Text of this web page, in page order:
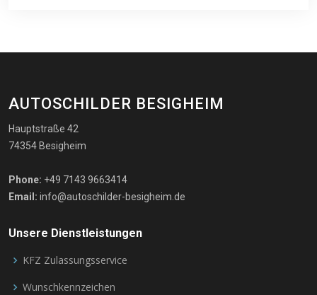
AUTOSCHILDER BESIGHEIM
Hauptstraße 42
74354 Besigheim
Phone: +49 7143 9663414
Email: info@autoschilder-besigheim.de
Unsere Dienstleistungen
KFZ Zulassungsservice
Wunschkennzeichen